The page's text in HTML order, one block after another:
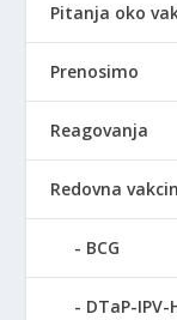
Pitanja oko
Prenosimo
Reagovanja
Redovna
BCG
DTaP-IPV-